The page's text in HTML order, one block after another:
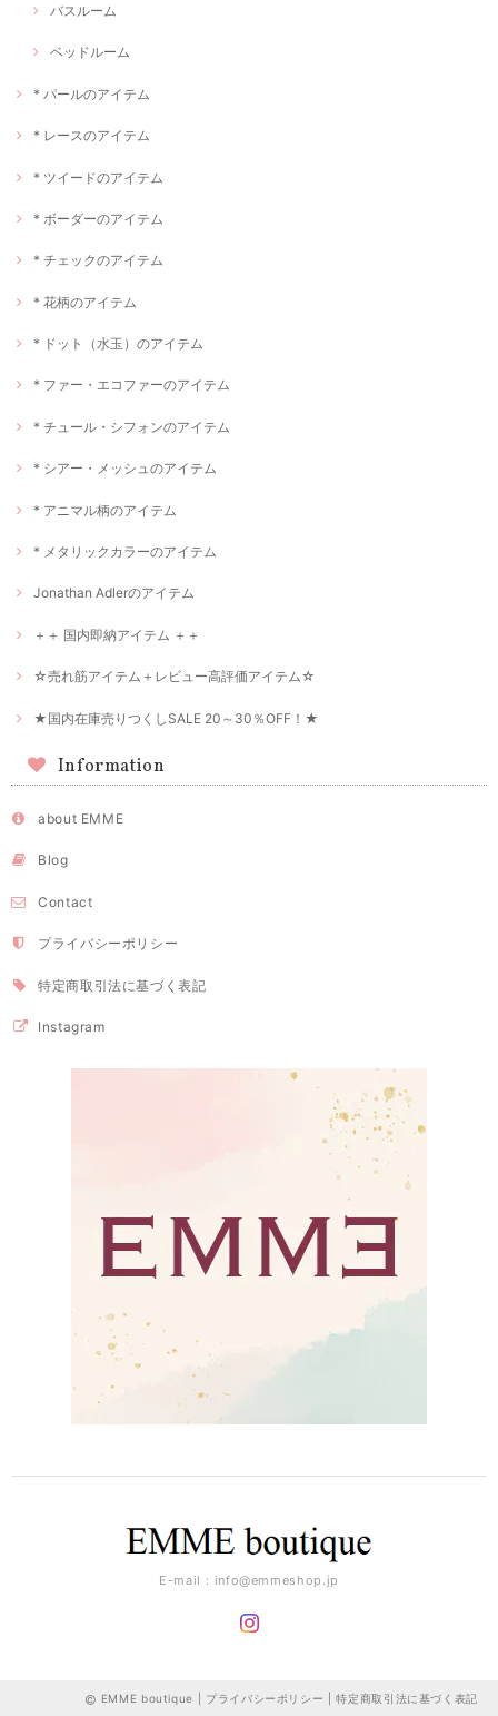
バスルーム
ベッドルーム
* パールのアイテム
* レースのアイテム
* ツイードのアイテム
* ボーダーのアイテム
* チェックのアイテム
* 花柄のアイテム
* ドット（水玉）のアイテム
* ファー・エコファーのアイテム
* チュール・シフォンのアイテム
* シアー・メッシュのアイテム
* アニマル柄のアイテム
* メタリックカラーのアイテム
Jonathan Adlerのアイテム
＋＋ 国内即納アイテム ＋＋
☆売れ筋アイテム＋レビュー高評価アイテム☆
★国内在庫売りつくしSALE 20～30％OFF！★
Information
about EMME
Blog
Contact
プライバシーポリシー
特定商取引法に基づく表記
Instagram
E-mail： info@emmeshop.jp
EMME boutique | プライバシーポリシー |特定商取引法に基づく表記